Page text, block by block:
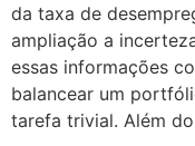
da taxa de
ampliação a
essas informações
balancear um
tarefa trivial. Além